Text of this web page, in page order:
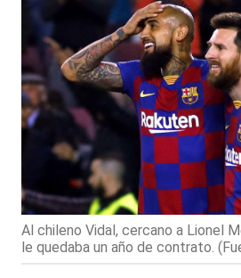
Al chileno Vidal, cercano a Lionel
le quedaba un año de contrato.